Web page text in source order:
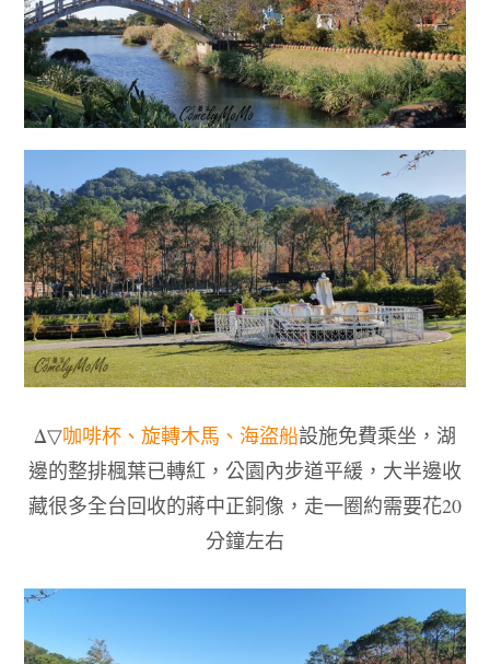
Δ▽咖啡杯、旋轉木馬、海盜船設施免費乘坐，湖
邊的整排楓葉已轉紅，公園內步道平緩，大半邊收
藏很多全台回收的蔣中正銅像 ， 走一圈約需要花20
分鐘左右